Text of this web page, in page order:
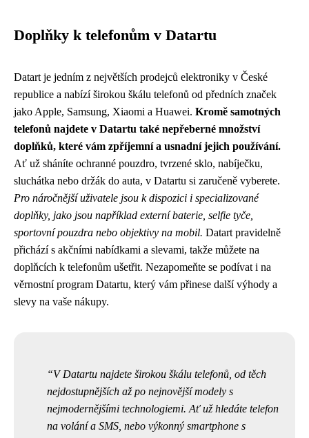
Doplňky k telefonům v Datartu
Datart je jedním z největších prodejců elektroniky v České
republice a nabízí širokou škálu telefonů od předních značek
jako Apple, Samsung, Xiaomi a Huawei. Kromě samotných
telefonů najdete v Datartu také nepřeberné množství
doplňků, které vám zpříjemní a usnadní jejich používání.
Ať už sháníte ochranné pouzdro, tvrzené sklo, nabíječku,
sluchátka nebo držák do auta, v Datartu si zaručeně vyberete.
Pro náročnější uživatele jsou k dispozici i specializované
doplňky, jako jsou například externí baterie, selfie tyče,
sportovní pouzdra nebo objektivy na mobil. Datart pravidelně
přichází s akčními nabídkami a slevami, takže můžete na
doplňcích k telefonům ušetřit. Nezapomeňte se podívat i na
věrnostní program Datartu, který vám přinese další výhody a
slevy na vaše nákupy.
V Datartu najdete širokou škálu telefonů, od těch
nejdostupnějších až po nejnovější modely s
nejmodernějšími technologiemi. Ať už hledáte telefon
na volání a SMS, nebo výkonný smartphone s